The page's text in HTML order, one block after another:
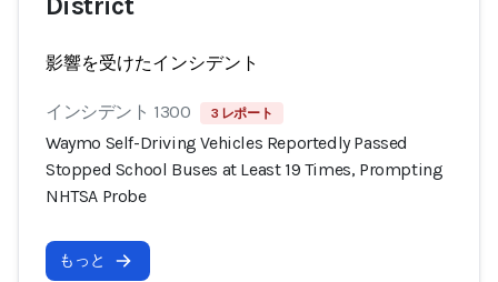
影響を受けたインシデント
インシデント 1300 3 レポート
Waymo Self-Driving Vehicles Reportedly Passed
Stopped School Buses at Least 19 Times, Prompting
NHTSA Probe
もっと